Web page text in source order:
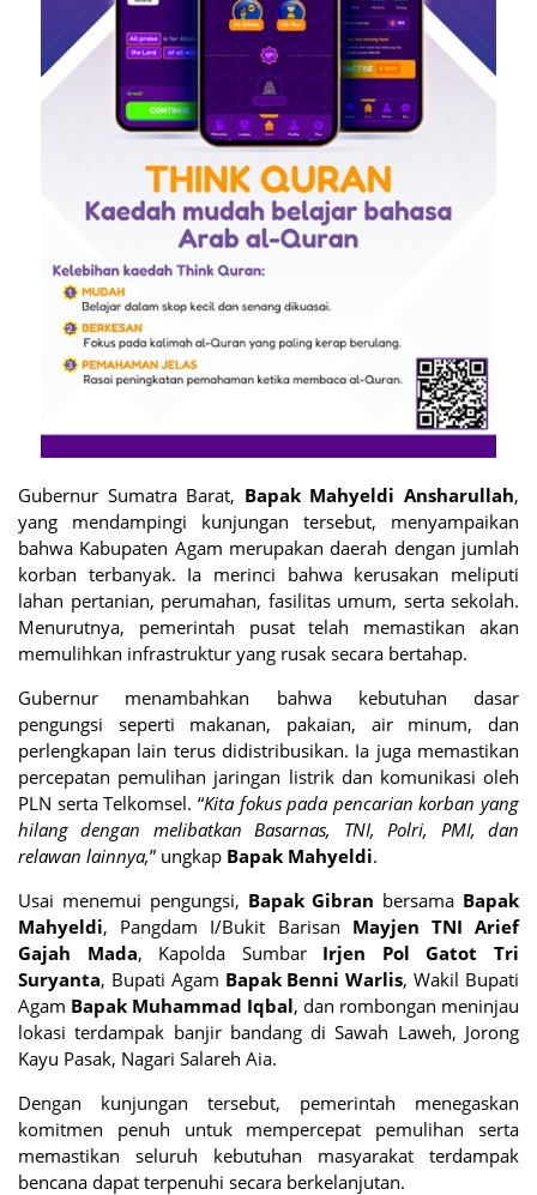
Gubernur Sumatra Barat, Bapak Mahyeldi Ansharullah,
yang mendampingi kunjungan tersebut, menyampaikan
bahwa Kabupaten Agam merupakan daerah dengan jumlah
korban terbanyak. Ia merinci bahwa kerusakan meliputi
lahan pertanian, perumahan, fasilitas umum, serta sekolah.
Menurutnya, pemerintah pusat telah memastikan akan
memulihkan infrastruktur yang rusak secara bertahap.
Gubernur menambahkan bahwa kebutuhan dasar
pengungsi seperti makanan, pakaian, air minum, dan
perlengkapan lain terus didistribusikan. Ia juga memastikan
percepatan pemulihan jaringan listrik dan komunikasi oleh
PLN serta Telkomsel. “Kita fokus pada pencarian korban yang
hilang dengan melibatkan Basarnas, TNI, Polri, PMI, dan
relawan lainnya,” ungkap Bapak Mahyeldi.
Usai menemui pengungsi, Bapak Gibran bersama Bapak
Mahyeldi, Pangdam I/Bukit Barisan Mayjen TNI Arief
Gajah Mada, Kapolda Sumbar Irjen Pol Gatot Tri
Suryanta, Bupati Agam Bapak Benni Warlis, Wakil Bupati
Agam Bapak Muhammad Iqbal, dan rombongan meninjau
lokasi terdampak banjir bandang di Sawah Laweh, Jorong
Kayu Pasak, Nagari Salareh Aia.
Dengan kunjungan tersebut, pemerintah menegaskan
komitmen penuh untuk mempercepat pemulihan serta
memastikan seluruh kebutuhan masyarakat terdampak
bencana dapat terpenuhi secara berkelanjutan.